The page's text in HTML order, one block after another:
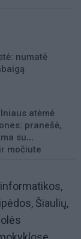
numatė
atėmė
pranešė,
su
močiute
Šiaulių,